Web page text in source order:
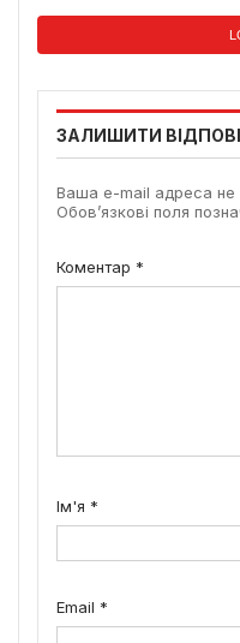
ЗАЛИШИТИ
Ваша e-mail адреса не
Обов’язкові поля
Коментар *
Ім'я *
Email *